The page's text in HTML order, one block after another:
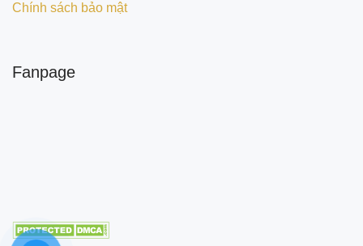
Chính sách bảo mật
Fanpage